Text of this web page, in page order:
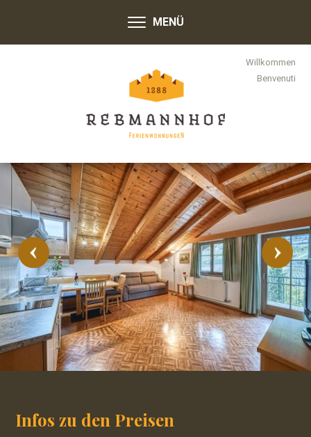
MENÜ
Willkommen
Benvenuti
Infos zu den Preisen